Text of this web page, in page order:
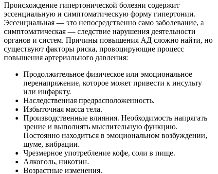
Происхождение гипертонической болезни содержит
эссенциальную и симптоматическую форму гипертонии.
Эссенциальная — это непосредственно само заболевание, а
симптоматическая — следствие нарушения деятельности
органов и систем. Причины повышения АД сложно найти, но
существуют факторы риска, провоцирующие процесс
повышения артериального давления:
Продолжительное физическое или эмоциональное
перенапряжение, которое может привести к инсульту
или инфаркту.
Наследственная предрасположенность.
Избыточная масса тела.
Производственные влияния. Необходимость напрягать
зрение и выполнять мыслительную функцию.
Постоянно находиться в эмоциональном возбуждении,
шуме, вибрации.
Чрезмерное употребление кофе, соли в пище.
Алкоголь, никотин.
Возрастные изменения.